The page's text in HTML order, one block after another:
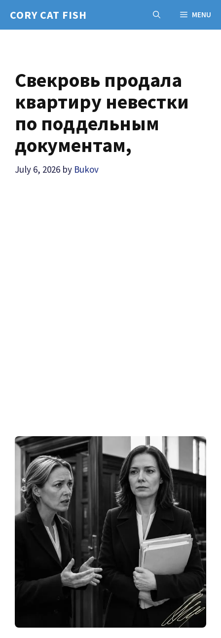
CORY CAT FISH MENU
Свекровь продала
квартиру невестки
по поддельным
документам,
July 6, 2026 by Bukov